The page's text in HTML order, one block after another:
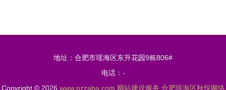
地址：合肥市瑶海区东升花园9栋806#
电话：-
Copyright © 2026 www.pzzaba.com 网站建设服务 合肥瑶海区秋悦网络